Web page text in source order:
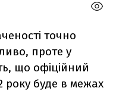
точно
проте у
що офіційний
року буде в межах